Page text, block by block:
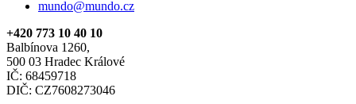
mundo@mundo.cz
+420 773 10 40 10
Balbínova 1260,
500 03 Hradec Králové
IČ: 68459718
DIČ: CZ7608273046